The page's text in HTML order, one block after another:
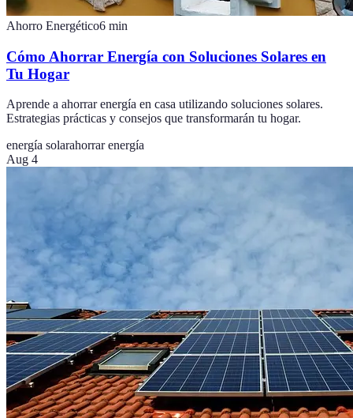
Ahorro Energético6 min
Cómo Ahorrar Energía con Soluciones Solares en
Tu Hogar
Aprende a ahorrar energía en casa utilizando soluciones solares.
Estrategias prácticas y consejos que transformarán tu hogar.
energía solarahorrar energía
Aug 4